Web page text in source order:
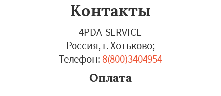
Контакты
4PDA-SERVICE
Россия, г. Хотьково;
Телефон: 8(800)3404954
Оплата